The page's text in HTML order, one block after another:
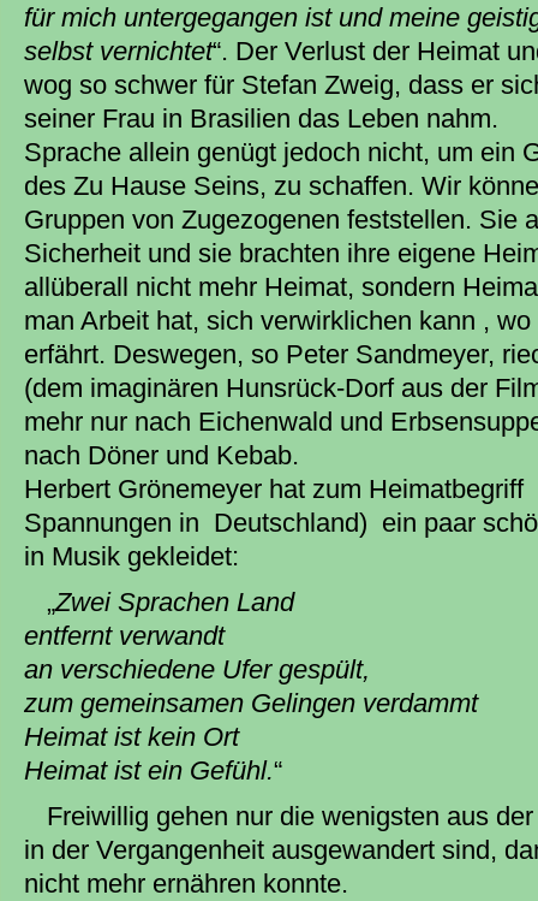
für mich untergegangen ist und meine
selbst vernichtet“. Der Verlust der Heimat
wog so schwer für Stefan Zweig, dass er
seiner Frau in Brasilien das Leben nahm.
Sprache allein genügt jedoch nicht, um ein
des Zu Hause Seins, zu schaffen. Wir
Gruppen von Zugezogenen feststellen. Sie
Sicherheit und sie brachten ihre eigene
allüberall nicht mehr Heimat, sondern
man Arbeit hat, sich verwirklichen kann ,
erfährt. Deswegen, so Peter Sandmeyer,
(dem imaginären Hunsrück-Dorf aus der
mehr nur nach Eichenwald und
nach Döner und Kebab.
Herbert Grönemeyer hat zum
Spannungen in Deutschland) ein paar
in Musik gekleidet:
„Zwei Sprachen Land
entfernt verwandt
an verschiedene Ufer gespült,
zum gemeinsamen Gelingen verdammt
Heimat ist kein Ort
Heimat ist ein Gefühl.“
Freiwillig gehen nur die wenigsten aus
in der Vergangenheit ausgewandert sind,
nicht mehr ernähren konnte.